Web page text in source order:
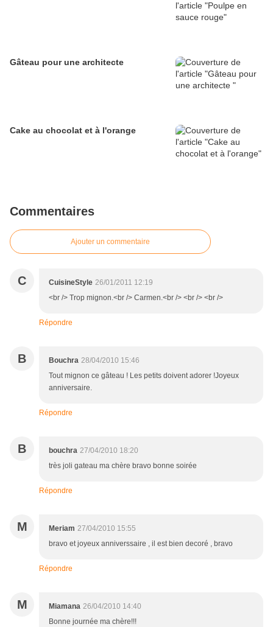
Gâteau pour une architecte
Cake au chocolat et à l'orange
Commentaires
Ajouter un commentaire
C CuisineStyle 26/01/2011 12:19
<br /> Trop mignon.<br /> Carmen.<br /> <br /> <br />
Répondre
B Bouchra 28/04/2010 15:46
Tout mignon ce gâteau ! Les petits doivent adorer !Joyeux
anniversaire.
Répondre
B bouchra 27/04/2010 18:20
très joli gateau ma chère bravo bonne soirée
Répondre
M Meriam 27/04/2010 15:55
bravo et joyeux anniverssaire , il est bien decoré , bravo
Répondre
M Miamana 26/04/2010 14:40
Bonne journée ma chère!!!